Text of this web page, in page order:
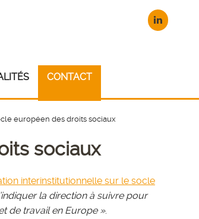
CONTACT
européen des droits sociaux
sociaux
interinstitutionnelle sur le socle
la direction à suivre pour
de travail en Europe ».